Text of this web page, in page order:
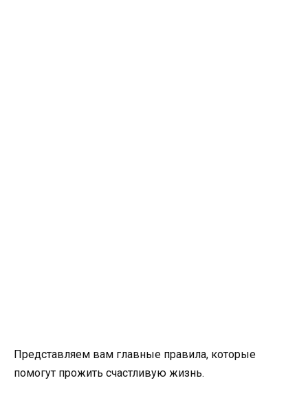
Представляем вам главные правила, которые
помогут прожить счастливую жизнь.